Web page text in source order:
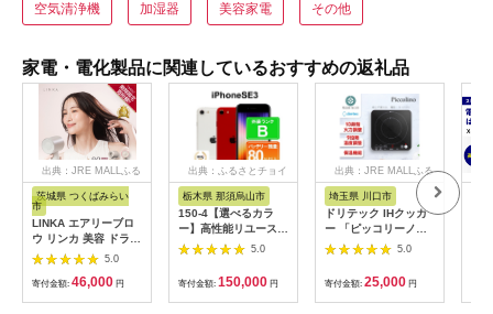
空気清浄機 加湿器 美容家電 その他
家電・電化製品に関連しているおすすめの返礼品
出典：JRE MALLふる
さと納税
茨城県 つくばみらい
市
LINKA エアリーブロ
ウ リンカ 美容 ドライ
ヤー ヘアケア 髪 エス
テ ギフト ラッピング
贈呈品 プレゼント 母
の日 母の日準備 母の
5.0
寄付金額: 46,000 円
出典：ふるさとチョイ
栃木県 那須烏山市
150-4【選べるカラ
ー】高性能リユース
スマホ Apple
iPhoneSE 3 128GB
SIMロック解除済 本
体のみ ｜ 中古 再生品
本体 端末
5.0
寄付金額: 150,000 円
出典：JRE MALLふる
さと納税
埼玉県 川口市
ドリテック IHクッカ
ー 「ピッコリーノ」
ブラック DI-
217BK【1642626】
5.0
寄付金額: 25,000 円